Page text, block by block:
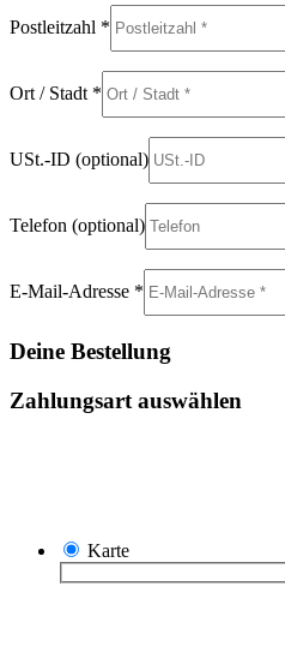
Postleitzahl *
Ort / Stadt *
USt.-ID (optional)
Telefon (optional)
E-Mail-Adresse *
Deine Bestellung
Zahlungsart auswählen
Karte